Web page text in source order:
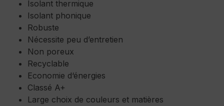
Isolant thermique
Isolant phonique
Robuste
Nécessite peu d’entretien
Non poreux
Recyclable
Economie d‘énergies
Classé A+
Large choix de couleurs et matières